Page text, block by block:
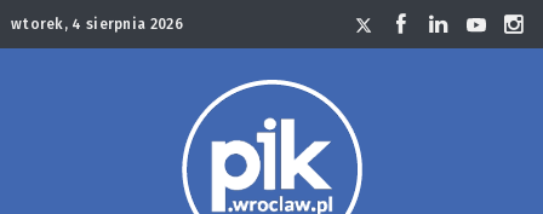
wtorek, 4 sierpnia 2026